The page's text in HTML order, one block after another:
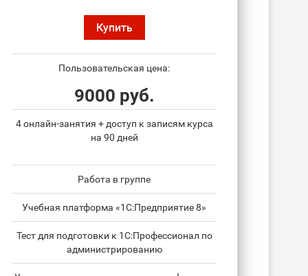
Купить
Пользовательская цена:
9000 руб.
4 онлайн-занятия + доступ к записям курса
на 90 дней
Работа в группе
Учебная платформа «1С:Предприятие 8»
Тест для подготовки к 1С:Профессионал по
администрированию